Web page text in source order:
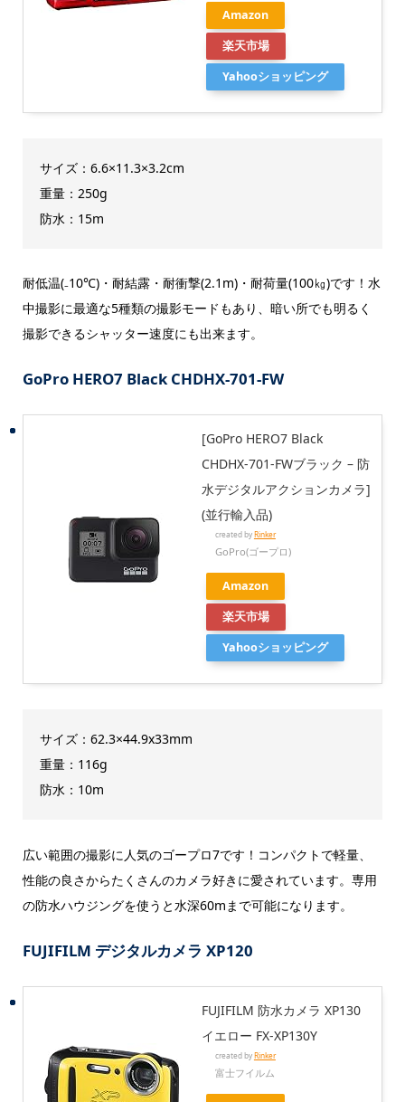
Amazon
楽天市場
Yahooショッピング
サイズ：6.6×11.3×3.2cm
重量：250g
防水：15m
耐低温(₋10℃)・耐結露・耐衝撃(2.1m)・耐荷量(100㎏)です！水
中撮影に最適な5種類の撮影モードもあり、暗い所でも明るく
撮影できるシャッター速度にも出来ます。
GoPro HERO7 Black CHDHX-701-FW
[GoPro HERO7 Black
CHDHX-701-FWブラック – 防
水デジタルアクションカメラ]
(並行輸入品)
created byRinker
GoPro(ゴープロ)
Amazon
楽天市場
Yahooショッピング
サイズ：62.3×44.9x33mm
重量：116g
防水：10m
広い範囲の撮影に人気のゴープロ7です！コンパクトで軽量、
性能の良さからたくさんのカメラ好きに愛されています。専用
の防水ハウジングを使うと水深60mまで可能になります。
FUJIFILM デジタルカメラ XP120
FUJIFILM 防水カメラ XP130
イエロー FX-XP130Y
created byRinker
富士フイルム